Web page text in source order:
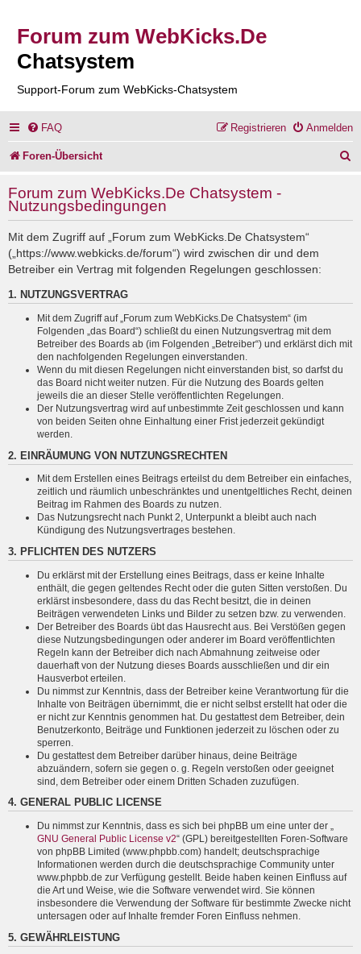
Forum zum WebKicks.De
Chatsystem
Support-Forum zum WebKicks-Chatsystem
FAQ Anmelden
Registrieren
Foren-Übersicht
Forum zum WebKicks.De Chatsystem -
Nutzungsbedingungen
Mit dem Zugriff auf „Forum zum WebKicks.De Chatsystem“
(„https://www.webkicks.de/forum“) wird zwischen dir und dem
Betreiber ein Vertrag mit folgenden Regelungen geschlossen:
1. NUTZUNGSVERTRAG
Mit dem Zugriff auf „Forum zum WebKicks.De Chatsystem“ (im
Folgenden „das Board“) schließt du einen Nutzungsvertrag mit dem
Betreiber des Boards ab (im Folgenden „Betreiber“) und erklärst dich mit
den nachfolgenden Regelungen einverstanden.
Wenn du mit diesen Regelungen nicht einverstanden bist, so darfst du
das Board nicht weiter nutzen. Für die Nutzung des Boards gelten
jeweils die an dieser Stelle veröffentlichten Regelungen.
Der Nutzungsvertrag wird auf unbestimmte Zeit geschlossen und kann
von beiden Seiten ohne Einhaltung einer Frist jederzeit gekündigt
werden.
2. EINRÄUMUNG VON NUTZUNGSRECHTEN
Mit dem Erstellen eines Beitrags erteilst du dem Betreiber ein einfaches,
zeitlich und räumlich unbeschränktes und unentgeltliches Recht, deinen
Beitrag im Rahmen des Boards zu nutzen.
Das Nutzungsrecht nach Punkt 2, Unterpunkt a bleibt auch nach
Kündigung des Nutzungsvertrages bestehen.
3. PFLICHTEN DES NUTZERS
Du erklärst mit der Erstellung eines Beitrags, dass er keine Inhalte
enthält, die gegen geltendes Recht oder die guten Sitten verstoßen. Du
erklärst insbesondere, dass du das Recht besitzt, die in deinen
Beiträgen verwendeten Links und Bilder zu setzen bzw. zu verwenden.
Der Betreiber des Boards übt das Hausrecht aus. Bei Verstößen gegen
diese Nutzungsbedingungen oder anderer im Board veröffentlichten
Regeln kann der Betreiber dich nach Abmahnung zeitweise oder
dauerhaft von der Nutzung dieses Boards ausschließen und dir ein
Hausverbot erteilen.
Du nimmst zur Kenntnis, dass der Betreiber keine Verantwortung für die
Inhalte von Beiträgen übernimmt, die er nicht selbst erstellt hat oder die
er nicht zur Kenntnis genommen hat. Du gestattest dem Betreiber, dein
Benutzerkonto, Beiträge und Funktionen jederzeit zu löschen oder zu
sperren.
Du gestattest dem Betreiber darüber hinaus, deine Beiträge
abzuändern, sofern sie gegen o. g. Regeln verstoßen oder geeignet
sind, dem Betreiber oder einem Dritten Schaden zuzufügen.
4. GENERAL PUBLIC LICENSE
Du nimmst zur Kenntnis, dass es sich bei phpBB um eine unter der „
GNU General Public License v2“ (GPL) bereitgestellten Foren-Software
von phpBB Limited (www.phpbb.com) handelt; deutschsprachige
Informationen werden durch die deutschsprachige Community unter
www.phpbb.de zur Verfügung gestellt. Beide haben keinen Einfluss auf
die Art und Weise, wie die Software verwendet wird. Sie können
insbesondere die Verwendung der Software für bestimmte Zwecke nicht
untersagen oder auf Inhalte fremder Foren Einfluss nehmen.
5. GEWÄHRLEISTUNG